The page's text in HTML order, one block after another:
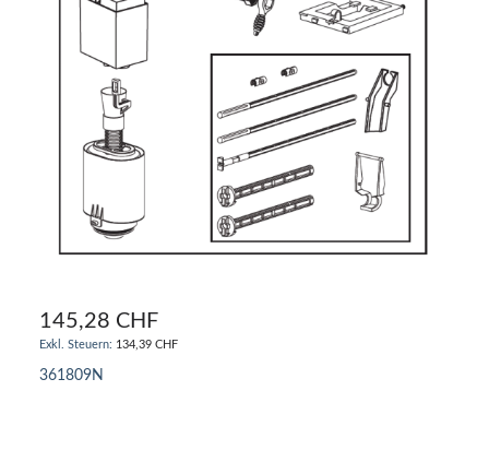
145,28 CHF
134,39 CHF
361809N